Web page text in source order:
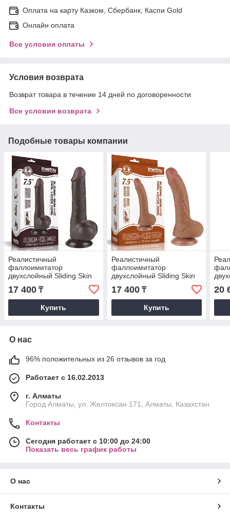
Оплата на карту Казком, Сбербанк, Каспи Gold
Онлайн оплата
Все условия оплаты
Условия возврата
Возврат товара в течение 14 дней по договоренности
Все условия возврата
Подобные товары компании
Реалистичный
фаллоимитатор
двухслойный Sliding Skin
(19,5*3,6 см.) черный цвет
17 400 ₸
Купить
Реалистичный
фаллоимитатор
двухслойный Sliding Skin
(19,5*3,5 см.) коричневый
цвет
17 400₸
Купить
цвет
20
О нас
96% положительных из 26 отзывов за год
Работает с 16.02.2013
г. Алматы
Город Алматы, ул. Желтоксан 171, Алматы, Казахстан
Контакты
Сегодня работает с 10:00 до 24:00
Показать весь график работы
О нас
Контакты